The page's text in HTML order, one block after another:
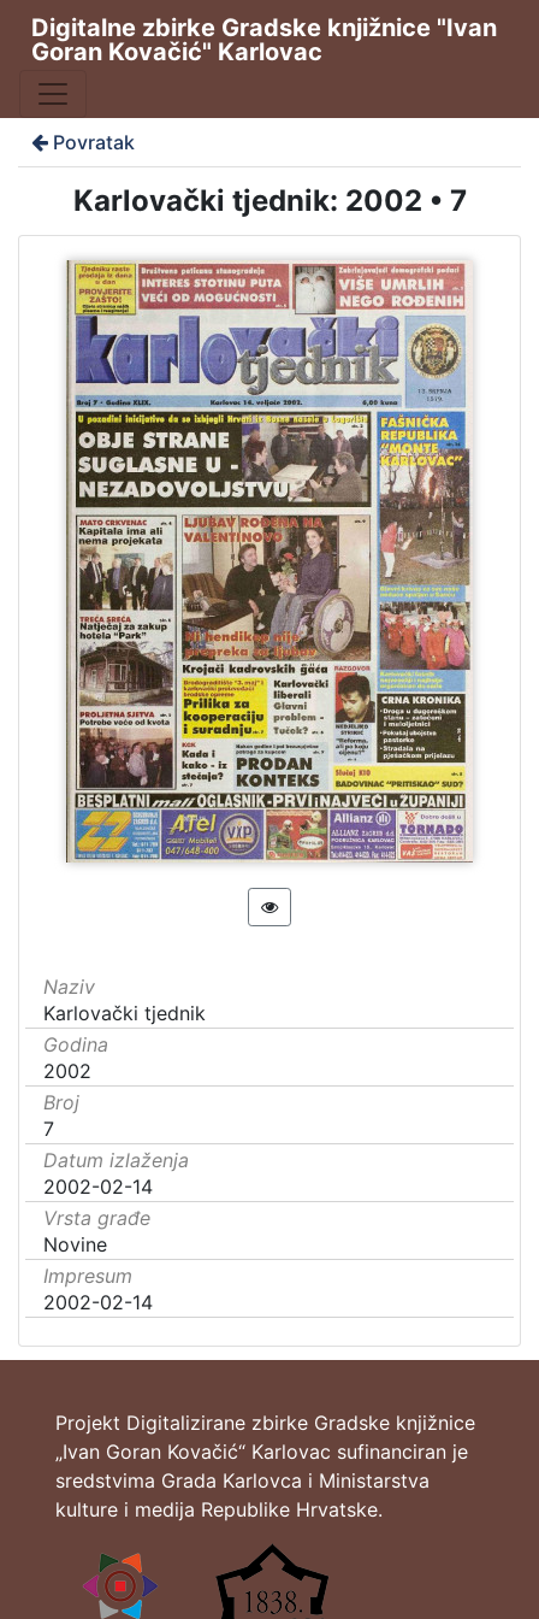
Digitalne zbirke Gradske knjižnice "Ivan
Goran Kovačić" Karlovac
Povratak
Karlovački tjednik: 2002 • 7
Naziv
Karlovački tjednik
Godina
2002
Broj
7
Datum izlaženja
2002-02-14
Vrsta građe
Novine
Impresum
2002-02-14
Projekt Digitalizirane zbirke Gradske knjižnice
„Ivan Goran Kovačić“ Karlovac sufinanciran je
sredstvima Grada Karlovca i Ministarstva
kulture i medija Republike Hrvatske.